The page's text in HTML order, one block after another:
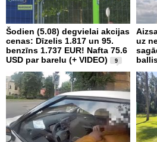
Šodien (5.08) degvielai akcijas
cenas: Dīzelis 1.817 un 95.
benzīns 1.737 EUR! Nafta 75.6
USD par barelu (+ VIDEO)
9
uz